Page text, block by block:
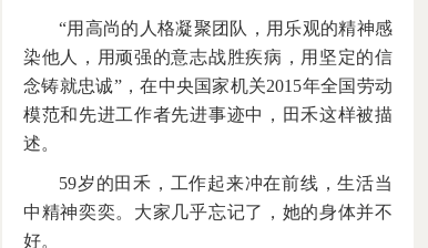
“用高尚的人格凝聚团队，用乐观的精神感
染他人，用顽强的意志战胜疾病，用坚定的信
念铸就忠诚”，在中央国家机关2015年全国劳动
模范和先进工作者先进事迹中，田禾这样被描
述。
59岁的田禾，工作起来冲在前线，生活当
中精神奕奕。大家几乎忘记了，她的身体并不
好。